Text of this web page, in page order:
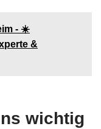
- ☀️
&
wichtig